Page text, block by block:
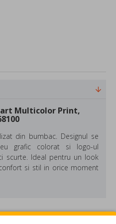
Multicolor Print,
din bumbac. Designul se
grafic colorat si logo-ul
scurte. Ideal pentru un look
si stil in orice moment